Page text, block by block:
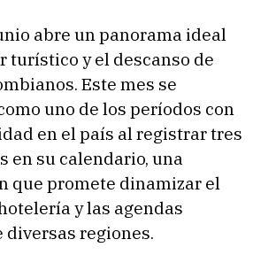
abre un panorama ideal
turístico y el descanso de
Este mes se
uno de los períodos con
en el país al registrar tres
en su calendario, una
que promete dinamizar el
y las agendas
regiones.